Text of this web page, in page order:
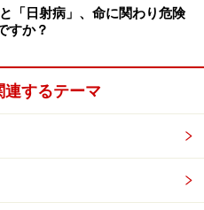
適な時間帯はいつでしょう
高くない時間帯です。具体
やカフェインを摂取するの
それらの時間帯であれば、
「日射病」、命に関わり危険
すか？
連するテーマ